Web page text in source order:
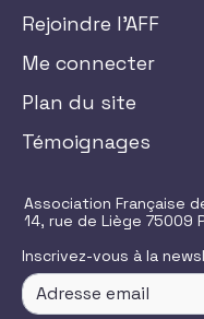
Rejoindre l'AFF
Me connecter
Plan du site
Témoignages
Association Française
14, rue de Liège 75009
Inscrivez-vous à la